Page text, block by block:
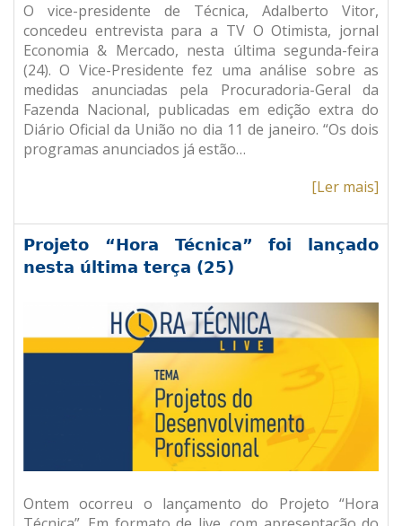
O vice-presidente de Técnica, Adalberto Vitor,
concedeu entrevista para a TV O Otimista, jornal
Economia & Mercado, nesta última segunda-feira
(24). O Vice-Presidente fez uma análise sobre as
medidas anunciadas pela Procuradoria-Geral da
Fazenda Nacional, publicadas em edição extra do
Diário Oficial da União no dia 11 de janeiro. “Os dois
programas anunciados já estão…
[Ler mais]
Projeto “Hora Técnica” foi lançado
nesta última terça (25)
Ontem ocorreu o lançamento do Projeto “Hora